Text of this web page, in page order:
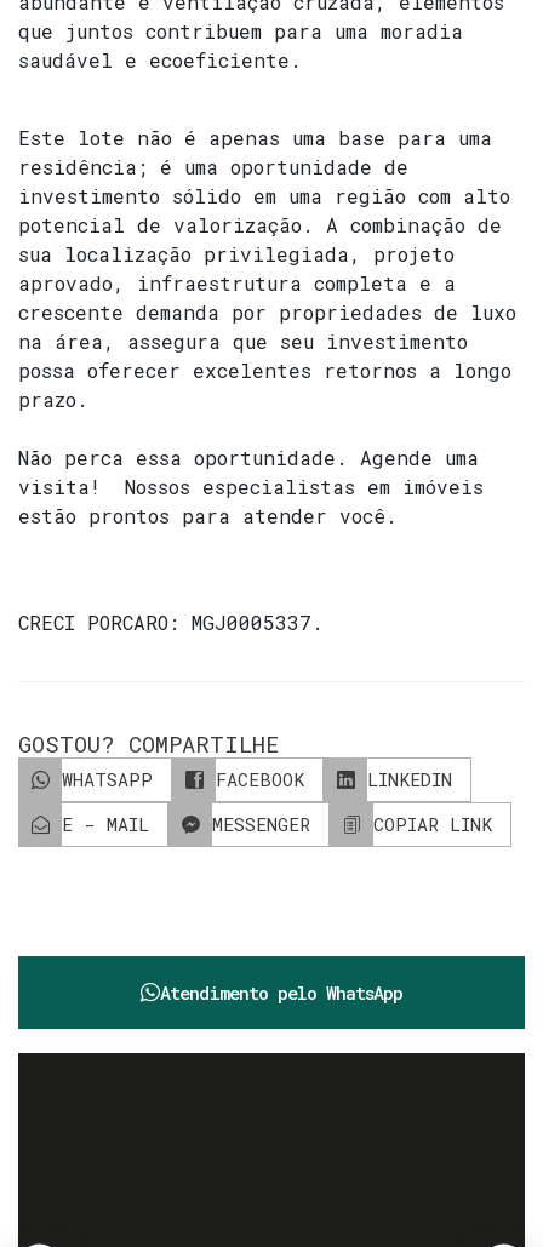
que juntos contribuem para uma moradia
saudável e ecoeficiente.
Este lote não é apenas uma base para uma
residência; é uma oportunidade de
investimento sólido em uma região com alto
potencial de valorização. A combinação de
sua localização privilegiada, projeto
aprovado, infraestrutura completa e a
crescente demanda por propriedades de luxo
na área, assegura que seu investimento
possa oferecer excelentes retornos a longo
prazo.
Não perca essa oportunidade. Agende uma
visita! Nossos especialistas em imóveis
estão prontos para atender você.
CRECI PORCARO: MGJ0005337 .
GOSTOU? COMPARTILHE
WHATSAPP FACEBOOK
LINKEDIN
E - MAIL
MESSENGER COPIAR LINK
Atendimento pelo WhatsApp